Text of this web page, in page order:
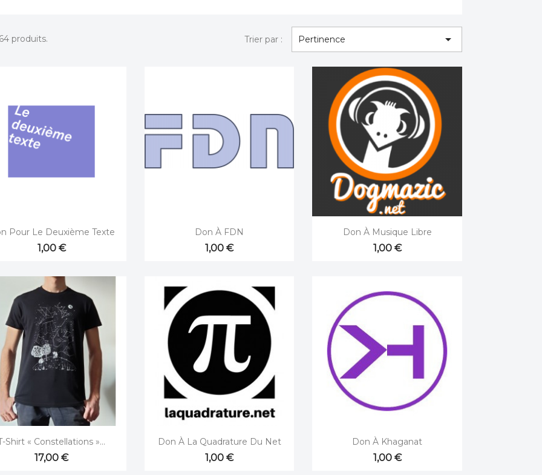
produits. Trier par : Pertinence 
 Aperçu rapide
Pour Le Deuxième Texte
1,00 €
Aperçu rapide
Don À FDN
1,00 €
Aperçu rapide
Don À Musique Libre
1,00 €
Aperçu rapide
Shirt « Constellations »...
17,00 €
 Aperçu rapide
Don À La Quadrature Du Net
1,00 €
Aperçu rapide
Don À Khaganat
1,00 €